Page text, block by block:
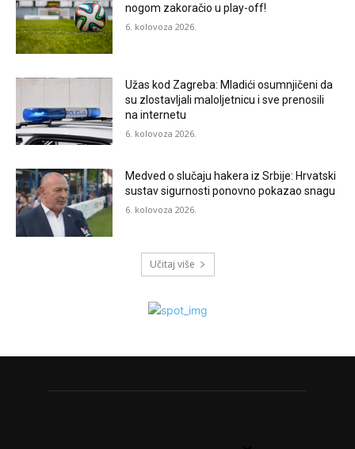
nogom zakoračio u play-off!
6. kolovoza 2026.
Užas kod Zagreba: Mladići osumnjičeni da
su zlostavljali maloljetnicu i sve prenosili
na internetu
6. kolovoza 2026.
Medved o slučaju hakera iz Srbije: Hrvatski
sustav sigurnosti ponovno pokazao snagu
6. kolovoza 2026.
Učitaj više